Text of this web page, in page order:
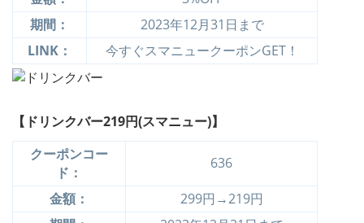
期間：
2023年12月31日まで
LINK：
今すぐスマニュークーポンGET！
【ドリンクバー219円(スマニュー)】
クーポンコー
ド：
636
金額：
299円→219円